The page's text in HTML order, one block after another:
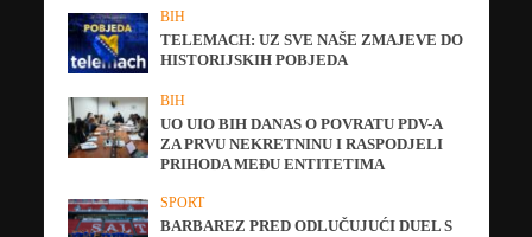
BIH
TELEMACH: UZ SVE NAŠE ZMAJEVE DO
HISTORIJSKIH POBJEDA
BIH
UO UIO BIH DANAS O POVRATU PDV-A
ZA PRVU NEKRETNINU I RASPODJELI
PRIHODA MEĐU ENTITETIMA
SPORT
BARBAREZ PRED ODLUČUJUĆI DUEL S